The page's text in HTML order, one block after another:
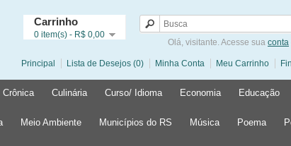
Carrinho
0 item(s) - R$ 0,00
Olá, visitante. Acesse sua conta
Principal Lista de Desejos (0) Minha Conta Meu Carrinho
Crônica Culinária Curso/ Idioma Economia Educação
Meio Ambiente Municípios do RS Música Poema